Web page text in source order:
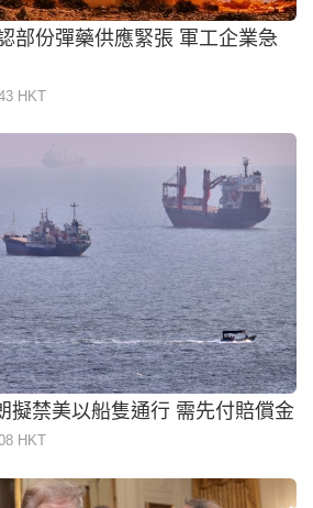
藥供應緊張 軍工企業急
HKT
擬禁美以船隻通行 需先付賠償金
HKT